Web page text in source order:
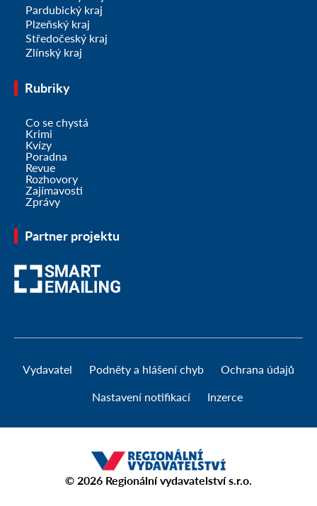
Pardubický kraj
Plzeňský kraj
Středočeský kraj
Zlínský kraj
Rubriky
Co se chystá
Krimi
Kvízy
Poradna
Revue
Rozhovory
Zajímavosti
Zprávy
Partner projektu
Vydavatel Podněty a hlášení chyb Ochrana údajů
Nastavení notifikací Inzerce
© 2026 Regionální vydavatelství s.r.o.